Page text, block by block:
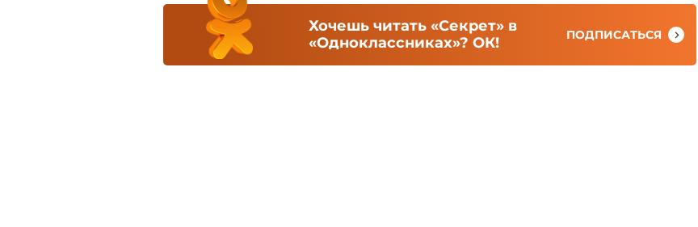
Хочешь читать «Секрет» в
«Одноклассниках»? ОК!
ПОДПИСАТЬСЯ